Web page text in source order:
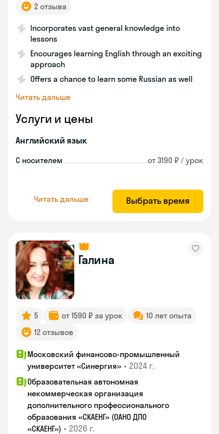
2 отзыва
Incorporates vast general knowledge into
lessons
Encourages learning English through an exciting
approach
Offers a chance to learn some Russian as well
Читать дальше
Услуги и цены
Английский язык
С носителем от 3190 ₽ / урок
Читать дальше Выбрать время
Галина
5 от 1590 ₽ за урок
10 лет опыта
12 отзывов
Московский финансово-промышленный
университет «Синергия» • 2024 г.
Образовательная автономная
некоммерческая организация
дополнительного профессионального
образования «СКАЕНГ» (ОАНО ДПО
«СКАЕНГ») • 2026 г.